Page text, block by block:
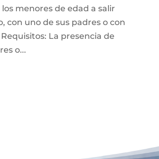
menores de edad a salir
con uno de sus padres o con
La presencia de
o...